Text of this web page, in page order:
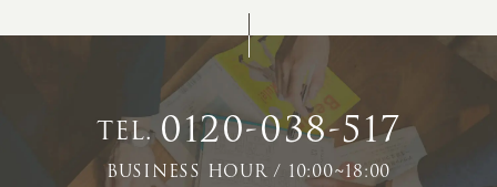
TEL.0120-038-517
BUSINESS HOUR / 10:00~18:00